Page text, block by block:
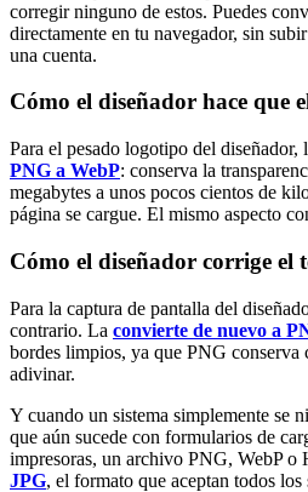
corregir ninguno de estos. Puedes
directamente en tu navegador, sin
una cuenta.
Cómo el diseñador hace que
Para el pesado logotipo del diseñador,
PNG a WebP: conserva la
megabytes a unos pocos cientos de
página se cargue. El mismo aspecto
Cómo el diseñador corrige el
Para la captura de pantalla del
contrario. La convierte de nuevo a
bordes limpios, ya que PNG conserva
adivinar.
Y cuando un sistema simplemente se
que aún sucede con formularios de
impresoras, un archivo PNG, WebP o
JPG, el formato que aceptan todos